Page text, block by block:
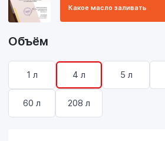
Какое масло заливать
Объём
1 л 4 л 5 л
60 л 208 л